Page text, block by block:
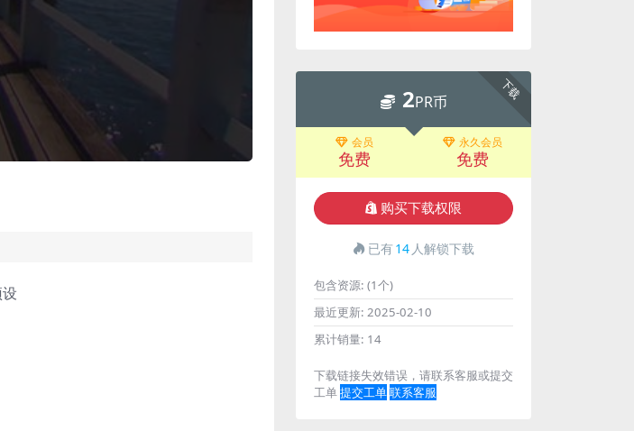
下载
2PR币
会员
免费
永久会员
免费
购买下载权限
已有14 人解锁下载
包含资源: (1个)
最近更新: 2025-02-10
累计销量: 14
下载链接失效错误，请联系客服或提交
工单提交工单联系客服